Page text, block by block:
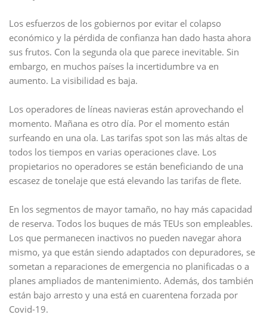
Los esfuerzos de los gobiernos por evitar el colapso
económico y la pérdida de confianza han dado hasta ahora
sus frutos. Con la segunda ola que parece inevitable. Sin
embargo, en muchos países la incertidumbre va en
aumento. La visibilidad es baja.
Los operadores de líneas navieras están aprovechando el
momento. Mañana es otro día. Por el momento están
surfeando en una ola. Las tarifas spot son las más altas de
todos los tiempos en varias operaciones clave. Los
propietarios no operadores se están beneficiando de una
escasez de tonelaje que está elevando las tarifas de flete.
En los segmentos de mayor tamaño, no hay más capacidad
de reserva. Todos los buques de más TEUs son empleables.
Los que permanecen inactivos no pueden navegar ahora
mismo, ya que están siendo adaptados con depuradores, se
sometan a reparaciones de emergencia no planificadas o a
planes ampliados de mantenimiento. Además, dos también
están bajo arresto y una está en cuarentena forzada por
Covid-19.